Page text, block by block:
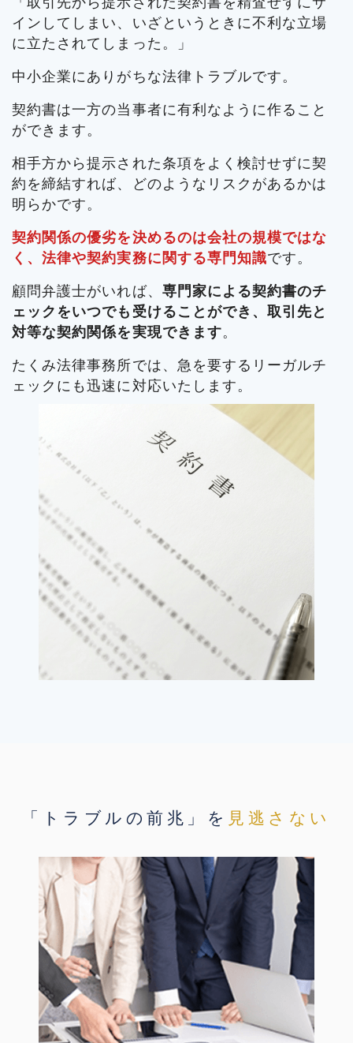
インしてしまい、いざというときに不利な立場
に立たされてしまった。」
中小企業にありがちな法律トラブルです。
契約書は一方の当事者に有利なように作ること
ができます。
相手方から提示された条項をよく検討せずに契
約を締結すれば、どのようなリスクがあるかは
明らかです。
契約関係の優劣を決めるのは会社の規模ではな
く、法律や契約実務に関する専門知識です。
顧問弁護士がいれば、 専門家による契約書のチ
ェックをいつでも受けることができ、取引先と
対等な契約関係を実現できます。
たくみ法律事務所では、急を要するリーガルチ
ェックにも迅速に対応いたします。
「トラブルの前兆」を 見逃さない